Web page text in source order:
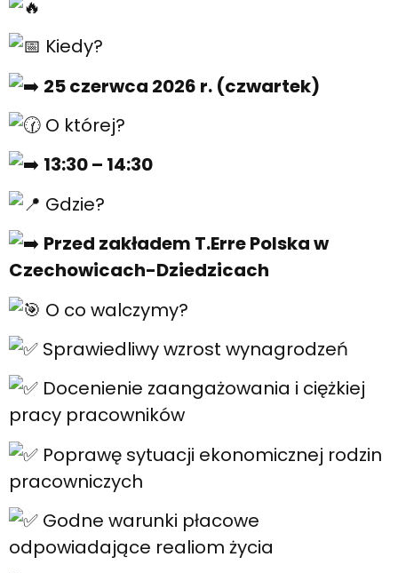
Kiedy?
25 czerwca 2026 r. (czwartek)
O której?
13:30 – 14:30
Gdzie?
Przed zakładem T.Erre Polska w
Czechowicach-Dziedzicach
O co walczymy?
Sprawiedliwy wzrost wynagrodzeń
Docenienie zaangażowania i ciężkiej
pracy pracowników
Poprawę sytuacji ekonomicznej rodzin
pracowniczych
Godne warunki płacowe
odpowiadające realiom życia